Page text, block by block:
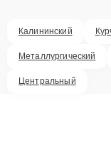
Калининский
Металлургический
Центральный